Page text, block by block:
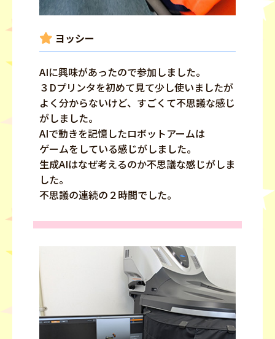
ヨッシー
AIに興味があったので参加しました。
３Dプリンタを初めて見て少し使いましたが
よく分からないけど、すごくて不思議な感じ
がしました。
AIで動きを記憶したロボットアームは
ゲームをしている感じがしました。
生成AIはなぜ考えるのか不思議な感じがしま
した。
不思議の連続の２時間でした。